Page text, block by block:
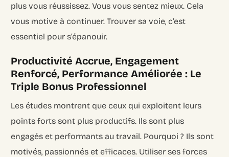
plus vous réussissez. Vous vous sentez mieux. Cela
vous motive à continuer. Trouver sa voie, c’est
essentiel pour s’épanouir.
Productivité Accrue, Engagement
Renforcé, Performance Améliorée : Le
Triple Bonus Professionnel
Les études montrent que ceux qui exploitent leurs
points forts sont plus productifs. Ils sont plus
engagés et performants au travail. Pourquoi ? Ils sont
motivés, passionnés et efficaces. Utiliser ses forces